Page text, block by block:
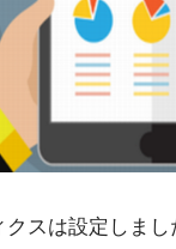
スは設定しま